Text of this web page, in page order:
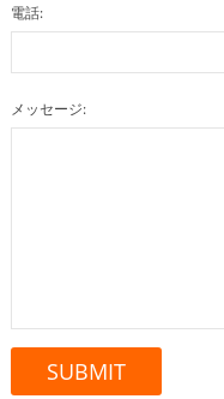
電話:
メッセージ: